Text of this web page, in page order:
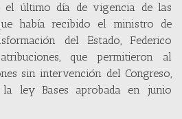
el último día de vigencia de las
había recibido el ministro de
del Estado, Federico
que permitieron al
sin intervención del Congreso,
ley Bases aprobada en junio